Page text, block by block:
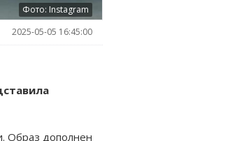
Фото: Instagram
2025-05-05 16:45:00
Образ дополнен